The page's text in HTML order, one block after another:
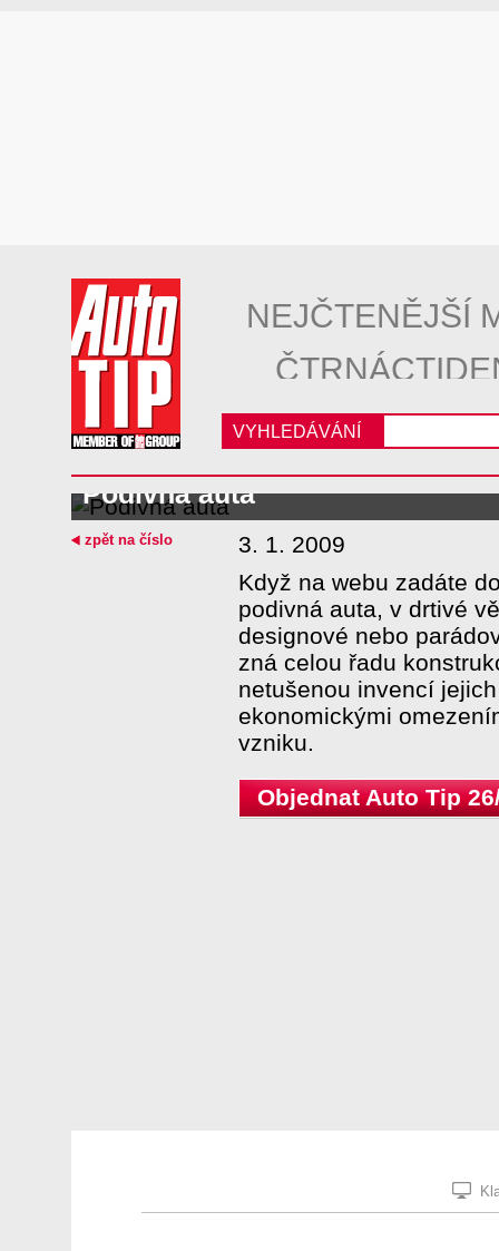
NEJČTENĚJŠÍ
VYHLEDÁVÁNÍ
Podivná auta
3. 1. 2009
Když na webu zadáte
podivná auta, v drtivé
designové nebo
zná celou řadu
netušenou invencí
ekonomickými
vzniku.
Objednat Auto Tip
zpět na číslo